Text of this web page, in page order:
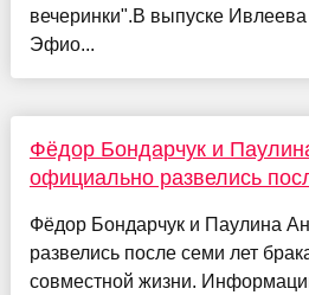
вечеринки".В выпуске Ивлеева
Эфио...
Фёдор Бондарчук и
официально развелись
Фёдор Бондарчук и Паулина
развелись после семи лет
совместной жизни.